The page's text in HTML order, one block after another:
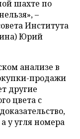
шахте по
–
Института
Юрий
анализе в
продажи
другие
цвета с
у угля номера